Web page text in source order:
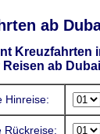
ab
Kreuzfahrten
Reisen ab
Hinreise:
Rückreise: